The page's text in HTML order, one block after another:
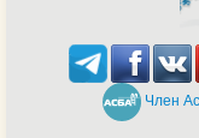
Член